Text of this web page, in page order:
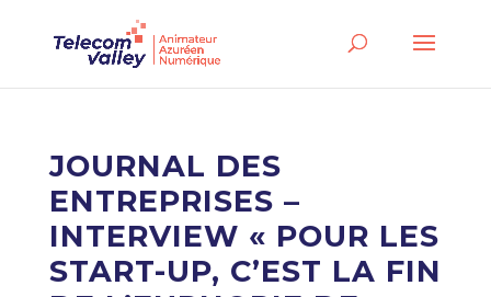
JOURNAL DES
ENTREPRISES –
INTERVIEW « POUR LES
START-UP, C’EST LA FIN